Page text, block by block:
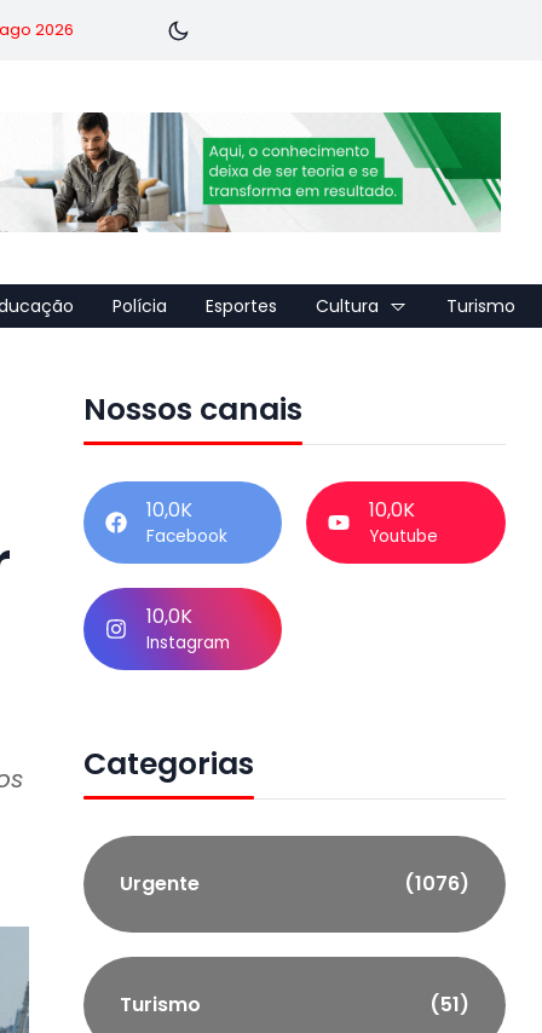
2026
Polícia Esportes Cultura Turismo
Nossos canais
10,0K
Facebook
10,0K
Youtube
10,0K
Instagram
Categorias
Urgente (1076)
Turismo (51)